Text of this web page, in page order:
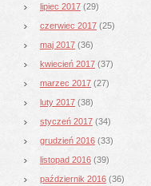
lipiec 2017 (29)
czerwiec 2017 (25)
maj 2017 (36)
kwiecień 2017 (37)
marzec 2017 (27)
luty 2017 (38)
styczeń 2017 (34)
grudzień 2016 (33)
listopad 2016 (39)
październik 2016 (36)